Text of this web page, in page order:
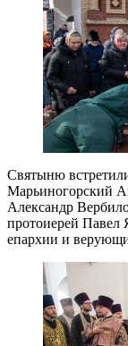
Святыню
Марьиногорский
Александр
протоиерей Павел
епархии и